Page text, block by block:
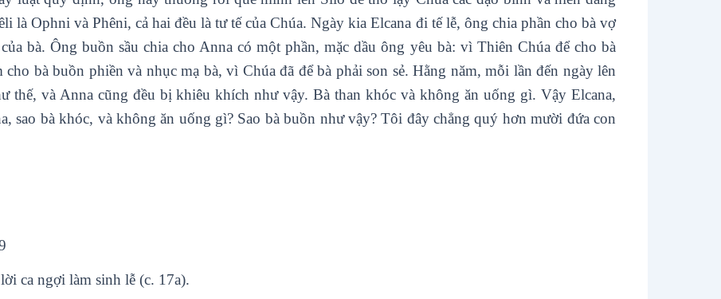
là Ophni và Phêni, cả hai đều là tư tế của Chúa. Ngày kia Elcana đi tế lễ, ông chia phần cho bà vợ
bà. Ông buồn sầu chia cho Anna có một phần, mặc dầu ông yêu bà: vì Thiên Chúa để cho bà
bà buồn phiền và nhục mạ bà, vì Chúa đã để bà phải son sẻ. Hằng năm, mỗi lần đến ngày lên
thế, và Anna cũng đều bị khiêu khích như vậy. Bà than khóc và không ăn uống gì. Vậy Elcana,
sao bà khóc, và không ăn uống gì? Sao bà buồn như vậy? Tôi đây chẳng quý hơn mười đứa con
ca ngợi làm sinh lễ (c. 17a).